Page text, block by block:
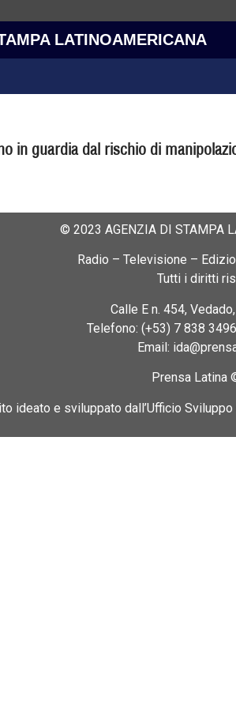
LATINOAMERICANA
in guardia dal rischio di
© 2023 AGENZIA DI STAMPA
Radio – Televisione –
Tutti i diritti
Calle E n. 454, Vedado,
Telefono: (+53) 7 838
Email:
Prensa Latina
ideato e sviluppato dall’Ufficio Sviluppo